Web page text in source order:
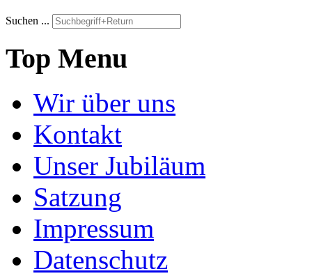
Suchen ...
Top Menu
Wir über uns
Kontakt
Unser Jubiläum
Satzung
Impressum
Datenschutz